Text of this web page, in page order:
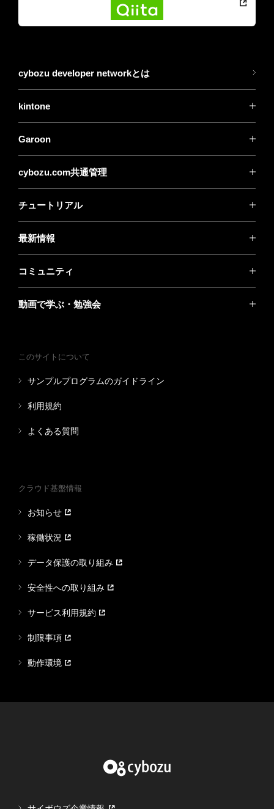
cybozu developer networkとは
kintone
Garoon
cybozu.com共通管理
チュートリアル
最新情報
コミュニティ
動画で学ぶ・勉強会
このサイトについて
サンプルプログラムのガイドライン
利用規約
よくある質問
クラウド基盤情報
お知らせ
稼働状況
データ保護の取り組み
安全性への取り組み
サービス利用規約
制限事項
動作環境